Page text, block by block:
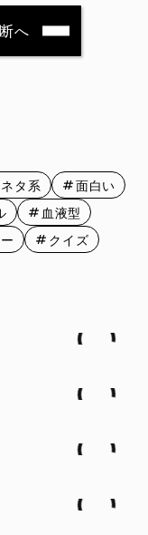
2月9日
2月29日
へ
ネタ系
面白い
血液型
クイズ